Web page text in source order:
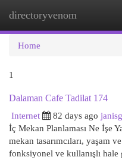
directoryvenom
Home
1
Dalaman Cafe Tadilat 174
Internet
82 days ago
İç Mekan Planlaması Ne İşe
mekan tasarımcıları, yaşam
fonksiyonel ve kullanışlı